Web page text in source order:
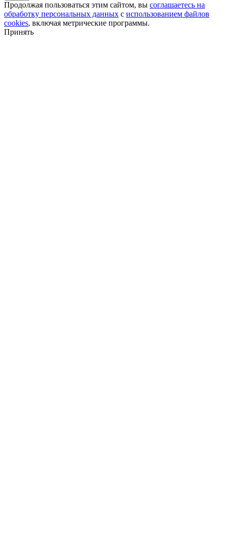
Продолжая пользоваться этим сайтом, вы соглашаетесь на
обработку персональных данных с использованием файлов
cookies, включая метрические программы.
Принять